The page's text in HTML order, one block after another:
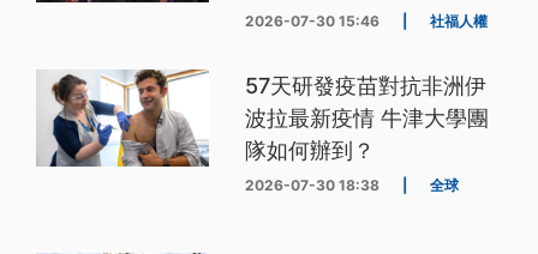
2026-07-30 15:46 社福人權
57天研發疫苗對抗非洲伊
波拉最新疫情 牛津大學團
隊如何辦到？
2026-07-30 18:38 全球